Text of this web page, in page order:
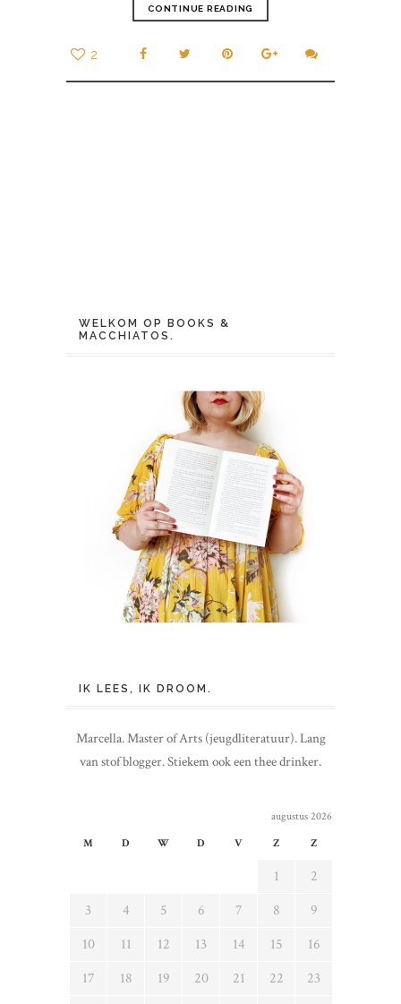
CONTINUE READING
2
WELKOM OP BOOKS &
MACCHIATOS.
IK LEES, IK DROOM.
Marcella. Master of Arts (jeugdliteratuur). Lang
van stof blogger. Stiekem ook een thee drinker.
augustus 2026
M
D W D V Z Z
1
2
3
4 5 6 7 8
9
10
11 12 13 14 15
16
17
18 19 20 21 22
23